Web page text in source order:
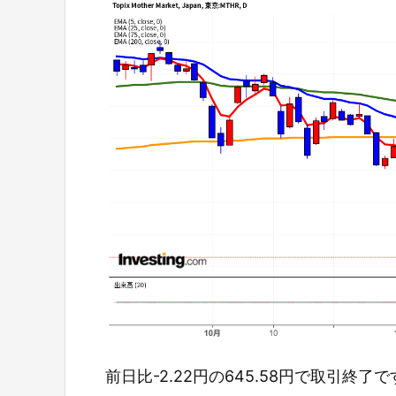
前日比-2.22円の645.58円で取引終了で